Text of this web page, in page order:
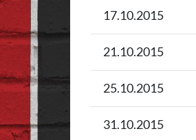
17.10.2015
21.10.2015
25.10.2015
31.10.2015